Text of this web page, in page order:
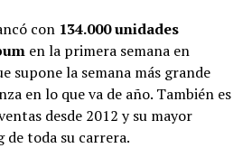
con 134.000 unidades
en la primera semana en
supone la semana más grande
en lo que va de año. También es
desde 2012 y su mayor
de toda su carrera.